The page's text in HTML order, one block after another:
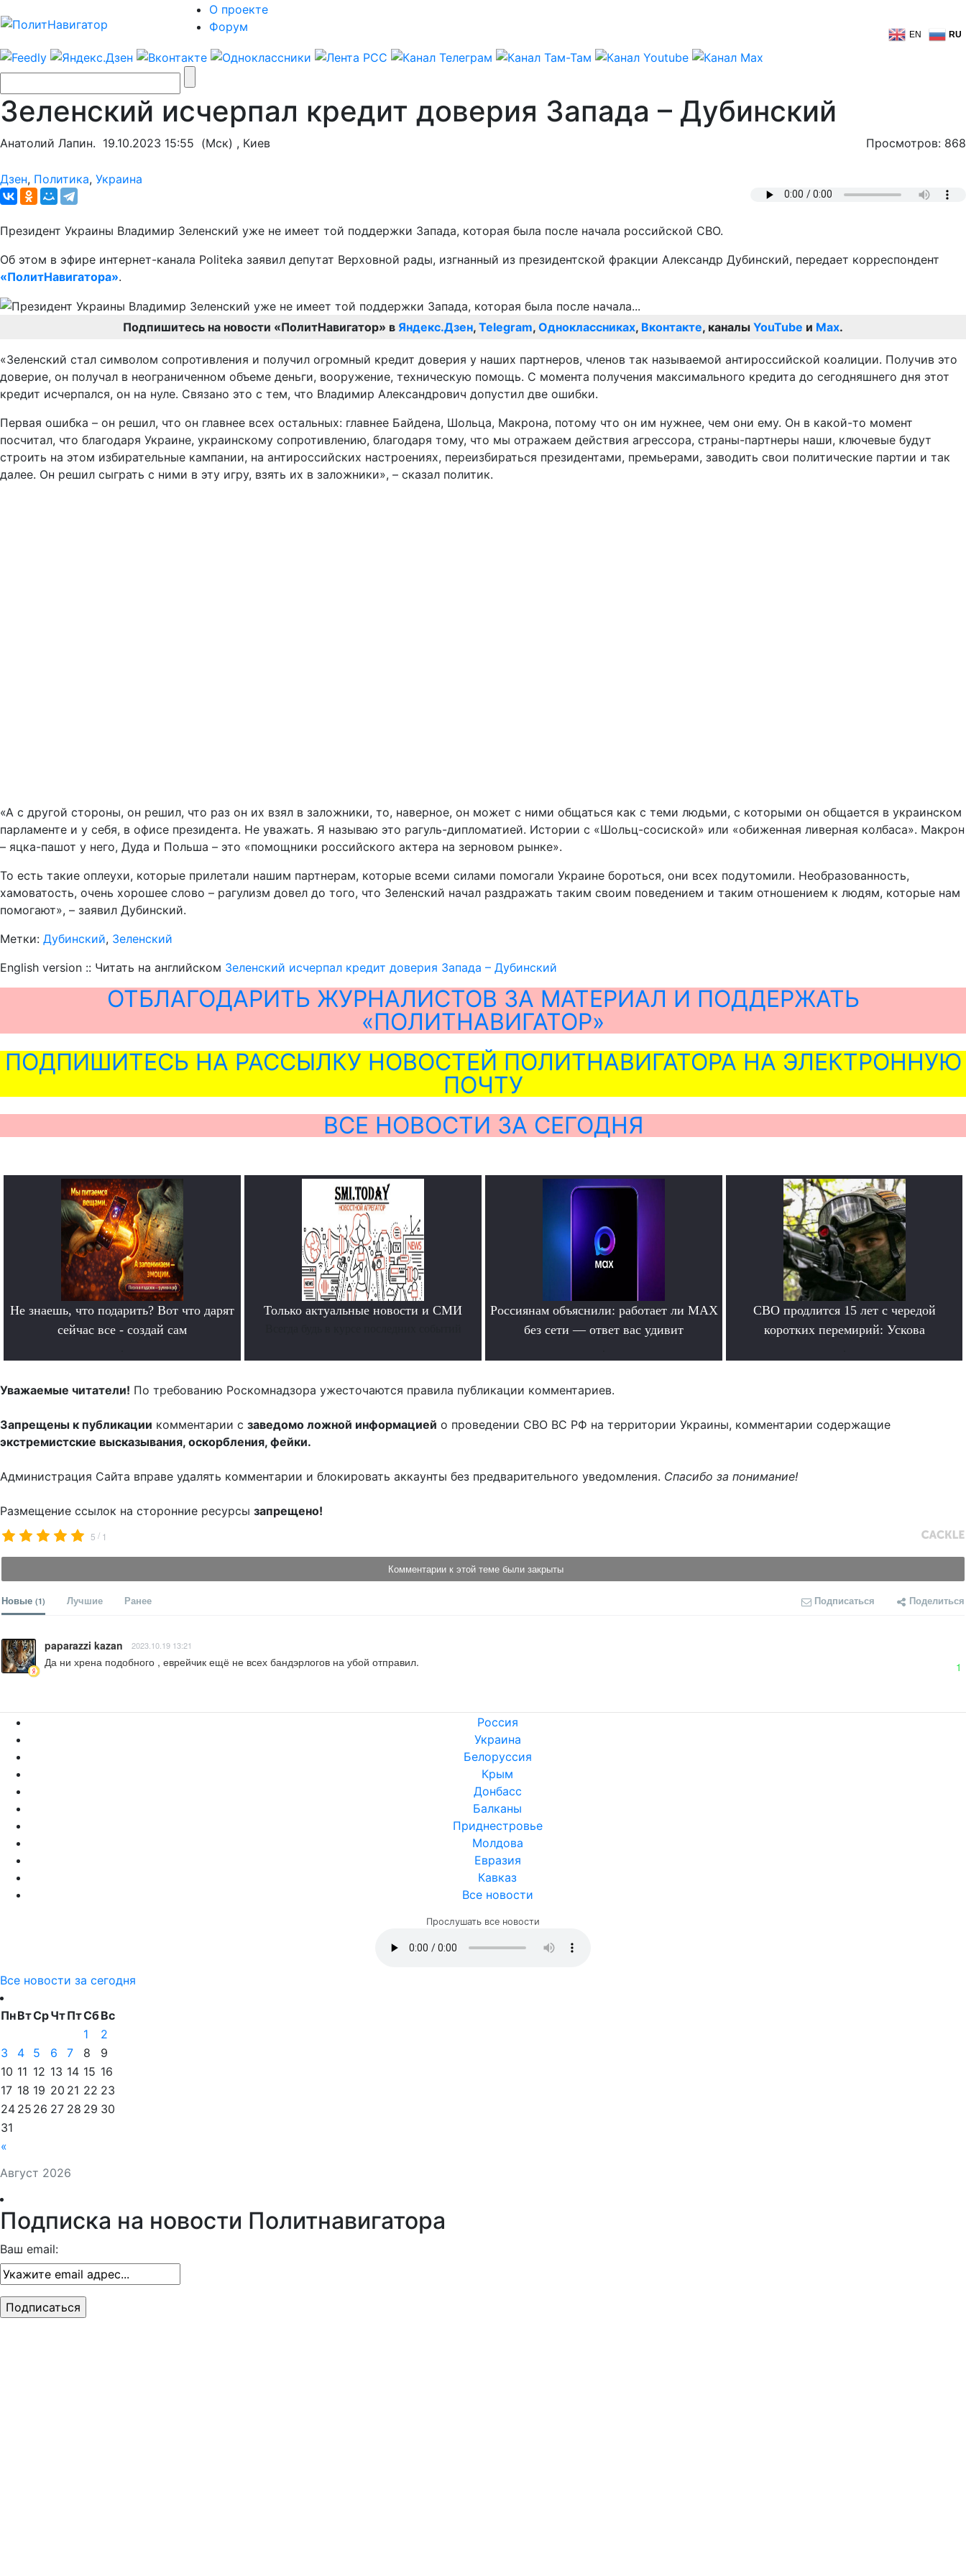
О проекте
Форум
EN RU
Зеленский исчерпал кредит доверия Запада – Дубинский
Анатолий Лапин. 19.10.2023 15:55 (Мск) , Киев Просмотров: 868
Дзен, Политика, Украина
Президент Украины Владимир Зеленский уже не имеет той поддержки Запада, которая была после начала российской СВО.
Об этом в эфире интернет-канала Politeka заявил депутат Верховной рады, изгнанный из президентской фракции Александр Дубинский, передает корреспондент
«ПолитНавигатора».
Подпишитесь на новости «ПолитНавигатор» в Яндекс.Дзен, Telegram, Одноклассниках, Вконтакте, каналы YouTube и Max.
«Зеленский стал символом сопротивления и получил огромный кредит доверия у наших партнеров, членов так называемой антироссийской коалиции. Получив это
доверие, он получал в неограниченном объеме деньги, вооружение, техническую помощь. С момента получения максимального кредита до сегодняшнего дня этот
кредит исчерпался, он на нуле. Связано это с тем, что Владимир Александрович допустил две ошибки.
Первая ошибка – он решил, что он главнее всех остальных: главнее Байдена, Шольца, Макрона, потому что он им нужнее, чем они ему. Он в какой-то момент
посчитал, что благодаря Украине, украинскому сопротивлению, благодаря тому, что мы отражаем действия агрессора, страны-партнеры наши, ключевые будут
строить на этом избирательные кампании, на антироссийских настроениях, переизбираться президентами, премьерами, заводить свои политические партии и так
далее. Он решил сыграть с ними в эту игру, взять их в заложники», – сказал политик.
«А с другой стороны, он решил, что раз он их взял в заложники, то, наверное, он может с ними общаться как с теми людьми, с которыми он общается в украинском
парламенте и у себя, в офисе президента. Не уважать. Я называю это рагуль-дипломатией. Истории с «Шольц-сосиской» или «обиженная ливерная колбаса». Макрон
– яцка-пашот у него, Дуда и Польша – это «помощники российского актера на зерновом рынке».
То есть такие оплеухи, которые прилетали нашим партнерам, которые всеми силами помогали Украине бороться, они всех подутомили. Необразованность,
хамоватость, очень хорошее слово – рагулизм довел до того, что Зеленский начал раздражать таким своим поведением и таким отношением к людям, которые нам
помогают», – заявил Дубинский.
Метки: Дубинский, Зеленский
English version :: Читать на английском Зеленский исчерпал кредит доверия Запада – Дубинский
ОТБЛАГОДАРИТЬ ЖУРНАЛИСТОВ ЗА МАТЕРИАЛ И ПОДДЕРЖАТЬ
«ПОЛИТНАВИГАТОР»
ПОДПИШИТЕСЬ НА РАССЫЛКУ НОВОСТЕЙ ПОЛИТНАВИГАТОРА НА ЭЛЕКТРОННУЮ
ПОЧТУ
ВСЕ НОВОСТИ ЗА СЕГОДНЯ
Не знаешь, что подарить? Вот что дарят
сейчас все - создай сам
Только актуальные новости и СМИ
Россиянам объяснили: работает ли MAX
без сети — ответ вас удивит
СВО продлится 15 лет с чередой
коротких перемирий: Ускова
Уважаемые читатели! По требованию Роскомнадзора ужесточаются правила публикации комментариев.
Запрещены к публикации комментарии с заведомо ложной информацией о проведении СВО ВС РФ на территории Украины, комментарии содержащие
экстремистские высказывания, оскорбления, фейки.
Администрация Сайта вправе удалять комментарии и блокировать аккаунты без предварительного уведомления. Спасибо за понимание!
Размещение ссылок на сторонние ресурсы запрещено!
5 / 1
Комментарии к этой теме были закрыты
Новые (1) Лучшие Ранее Подписаться Поделиться
paparazzi kazan 2023.10.19 13:21
Да ни хрена подобного , еврейчик ещё не всех бандэрлогов на убой отправил. 1
Россия
Украина
Белоруссия
Крым
Донбасс
Балканы
Приднестровье
Молдова
Евразия
Кавказ
Все новости
Прослушать все новости
Все новости за сегодня
Август 2026
ПнВтСрЧтПтСбВс
«
1
2
3
4 5 6 7 8
9
10 11 12 13 14 15 16
17 18 19 20 21 22 23
24 25 26 27 28 29 30
31
Подписка на новости Политнавигатора
Ваш email: